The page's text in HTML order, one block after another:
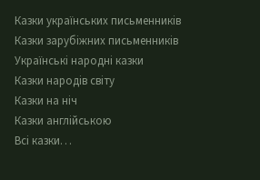
Казки українських письменників
Казки зарубіжних письменників
Українські народні казки
Казки народів світу
Казки на ніч
Казки англійською
Всі казки…